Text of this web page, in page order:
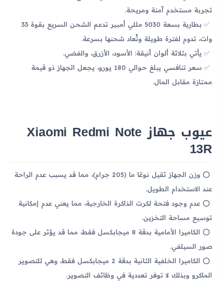
تجربة مستخدم آمنة ومريحة.
بطارية بسعة 5030 مللي أمبير تدعم الشحن السريع بقوة 33
وات، تدوم لفترة طويلة وتُعاد شحنها بسرعة.
يأتي بثلاثة ألوان أنيقة: الأسود، الأزرق، والفضي.
سعر تنافسي يبلغ حوالي 180 يورو، يجعل الجهاز ذو قيمة
ممتازة مقابل المال.
عيوب جهاز Xiaomi Redmi Note
13R
وزن الجهاز ثقيل نوعًا ما (205 جرام)، مما قد يسبب عدم الراحة
عند الاستخدام الطويل.
عدم وجود فتحة لكرت الذاكرة الخارجية، مما يعني عدم إمكانية
توسيع مساحة التخزين.
الكاميرا الأمامية بدقة 8 ميجابكسل فقط، مما قد يؤثر على جودة
صور السيلفي.
الكاميرا الخلفية الثانية بدقة 2 ميجابكسل فقط، وهي للتصوير
الماكرو وبذلك لا توفر تعددية في وظائف التصوير.